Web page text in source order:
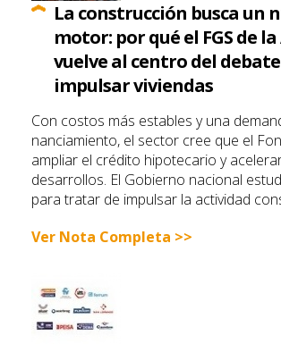
La construcción busca un
motor: por qué el FGS de la
vuelve al centro del
impulsar viviendas
Con costos más estables y una
financiamiento, el sector cree que el
ampliar el crédito hipotecario y
desarrollos. El Gobierno nacional
para tratar de impulsar la actividad
Ver Nota Completa >>